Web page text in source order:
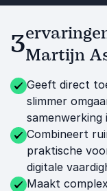
3Martijn
Geeft direct
slimmer
samenwerking
Combineert
praktische
digitale
Maakt